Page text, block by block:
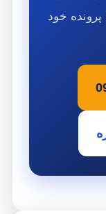
خود